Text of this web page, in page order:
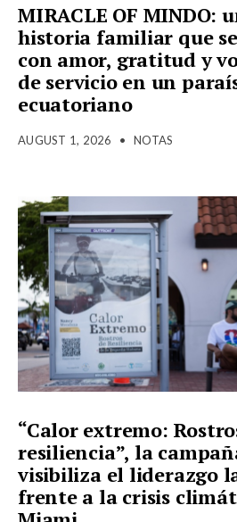
MIRACLE OF MINDO:
historia familiar que
con amor, gratitud y
de servicio en un
ecuatoriano
AUGUST 1, 2026 • NOTAS
“Calor extremo:
resiliencia”, la
visibiliza el liderazgo
frente a la crisis